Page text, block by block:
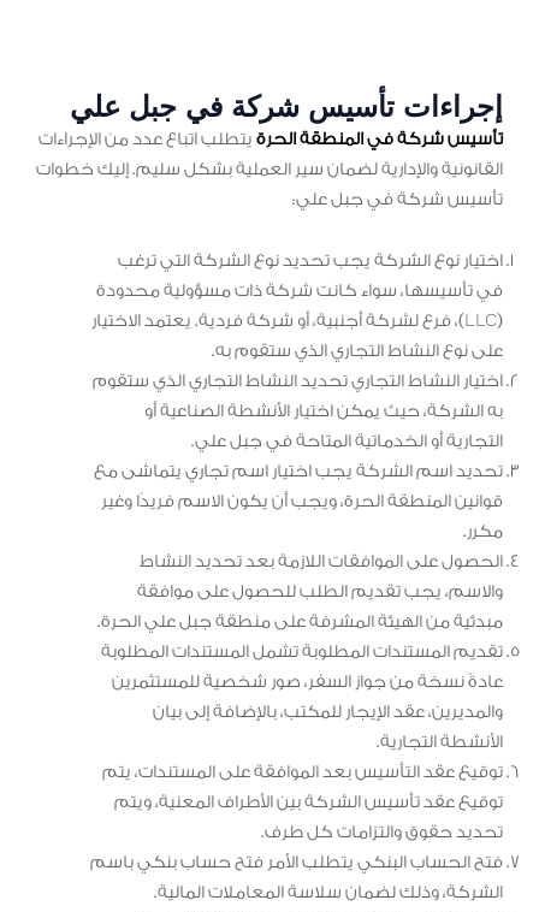
إجراءات تأسيس شركة في جبل علي
تأسيس شركة في المنطقة الحرة يتطلب اتباع عدد من الإجراءات
القانونية والإدارية لضمان سير العملية بشكل سليم. إليك خطوات
تأسيس شركة في جبل علي:
اختيار نوع الشركة يجب تحديد نوع الشركة التي ترغب
في تأسيسها، سواء كانت شركة ذات مسؤولية محدودة
(LLC)، فرع لشركة أجنبية، أو شركة فردية. يعتمد الاختيار
على نوع النشاط التجاري الذي ستقوم به.
اختيار النشاط التجاري تحديد النشاط التجاري الذي ستقوم
به الشركة، حيث يمكن اختيار الأنشطة الصناعية أو
التجارية أو الخدماتية المتاحة في جبل علي.
تحديد اسم الشركة يجب اختيار اسم تجاري يتماشى مع
قوانين المنطقة الحرة، ويجب أن يكون الاسم فريدًا وغير
مكرر.
الحصول على الموافقات اللازمة بعد تحديد النشاط
والاسم، يجب تقديم الطلب للحصول على موافقة
مبدئية من الهيئة المشرفة على منطقة جبل علي الحرة.
تقديم المستندات المطلوبة تشمل المستندات المطلوبة
عادةً نسخة من جواز السفر، صور شخصية للمستثمرين
والمديرين، عقد الإيجار للمكتب، بالإضافة إلى بيان
الأنشطة التجارية.
توقيع عقد التأسيس بعد الموافقة على المستندات، يتم
توقيع عقد تأسيس الشركة بين الأطراف المعنية، ويتم
تحديد حقوق والتزامات كل طرف.
فتح الحساب البنكي يتطلب الأمر فتح حساب بنكي باسم
الشركة، وذلك لضمان سلاسة المعاملات المالية.